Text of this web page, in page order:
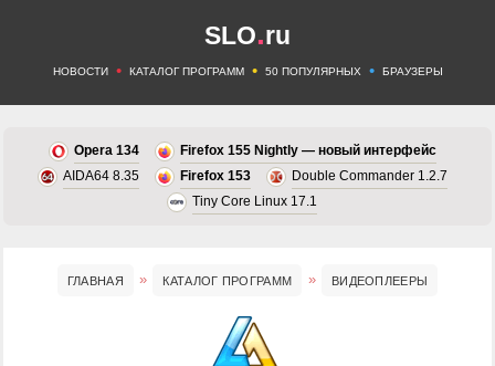
SLO.ru
НОВОСТИ • КАТАЛОГ ПРОГРАММ • 50 ПОПУЛЯРНЫХ • БРАУЗЕРЫ
Opera 134
Firefox 155 Nightly — новый интерфейс
AIDA64 8.35
Firefox 153
Double Commander 1.2.7
Tiny Core Linux 17.1
ГЛАВНАЯ КАТАЛОГ ПРОГРАММ ВИДЕОПЛЕЕРЫ